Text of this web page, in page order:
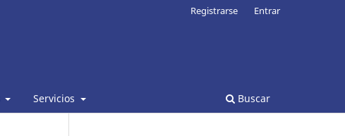
Servicios Buscar
Registrarse Entrar